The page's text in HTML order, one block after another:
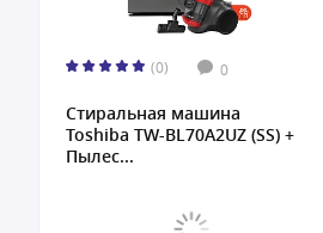
(0) 0
Стиральная машина
Toshiba TW-BL70A2UZ (SS) +
Пылес...